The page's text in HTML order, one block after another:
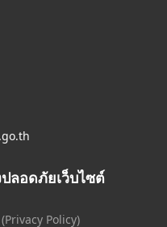
ลอดภัยเว็บไซต์
Policy)